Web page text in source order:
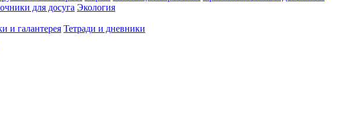
для досуга Экология
и галантерея Тетради и дневники